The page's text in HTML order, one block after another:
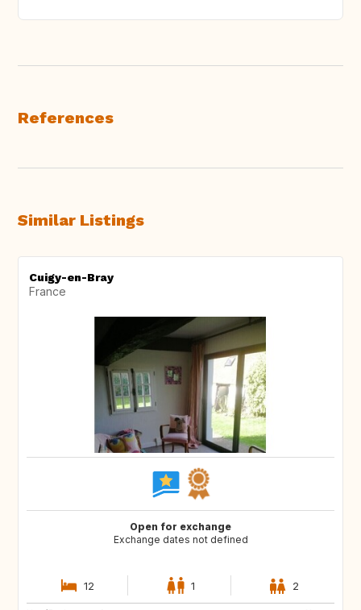
References
Similar Listings
Cuigy-en-Bray
France
Open for exchange
Exchange dates not defined
12 1 2